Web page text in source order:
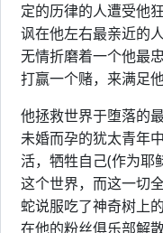
定的历律的人遭受他
讽在他左右最亲近的
无情折磨着一个他最
打赢一个赌，来满足
他拯救世界于堕落的
未婚而孕的犹太青年
活，牺牲自己(作为耶
这个世界，而这一切
蛇说服吃了神奇树上
在他的粉丝俱乐部解